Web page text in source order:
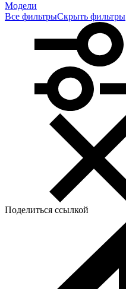
Модели
Все фильтрыСкрыть фильтры
Поделиться ссылкой